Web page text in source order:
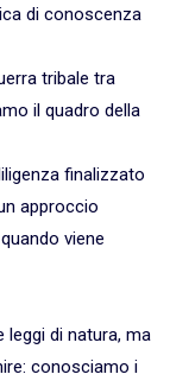
di conoscenza
tribale tra
il quadro della
finalizzato
approccio
viene
leggi di natura, ma
conosciamo i